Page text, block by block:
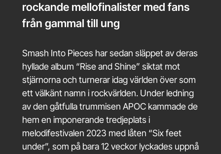
rockande mellofinalister med fans
från gammal till ung
Smash Into Pieces har sedan släppet av deras
hyllade album “Rise and Shine” siktat mot
stjärnorna och turnerar idag världen över som
ett välkänt namn i rockvärlden. Under ledning
av den gåtfulla trummisen APOC kammade de
hem en imponerande tredjeplats i
melodifestivalen 2023 med låten “Six feet
under”, som på bara 12 veckor lyckades uppnå